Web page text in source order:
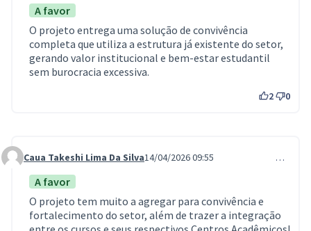
A favor
O projeto entrega uma solução de convivência
completa que utiliza a estrutura já existente do setor,
gerando valor institucional e bem-estar estudantil
sem burocracia excessiva.
2 0
Comment 1334
Caua Takeshi Lima Da Silva14/04/2026 09:55 …
A favor
O projeto tem muito a agregar para convivência e
fortalecimento do setor, além de trazer a integração